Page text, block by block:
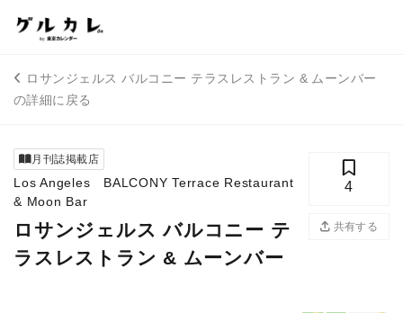
ロサンジェルス バルコニー テラスレストラン & ムーンバー
の詳細に戻る
月刊誌掲載店
Los Angeles BALCONY Terrace Restaurant
& Moon Bar
ロサンジェルス バルコニー テ
ラスレストラン & ムーンバー
4
共有する